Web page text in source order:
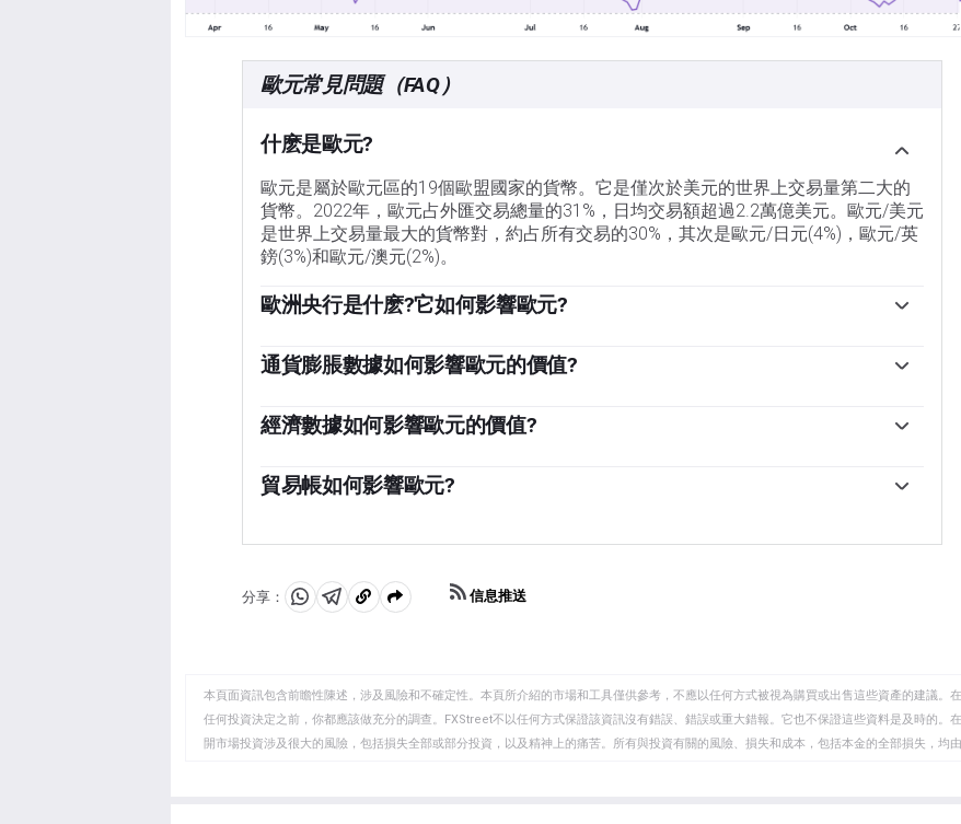
歐元常見問題（FAQ）
什麽是歐元?
歐元是屬於歐元區的19個歐盟國家的貨幣。它是僅次於美元的世界上交易量第二大的
貨幣。2022年，歐元占外匯交易總量的31%，日均交易額超過2.2萬億美元。歐元/美元
是世界上交易量最大的貨幣對，約占所有交易的30%，其次是歐元/日元(4%)，歐元/英
鎊(3%)和歐元/澳元(2%)。
歐洲央行是什麽?它如何影響歐元?
幣政策。歐洲央行的主要任務是維持物價穩定，這意味著要麽控製通脹，要麽刺激增
常對歐元有利，反之亦然。歐洲央行管理委員會每年召開八次會議，製定貨幣政策決
定。決定是由歐元區國家銀行行長和包括歐洲央行行長克裏斯蒂娜·拉加德在內的六個
通貨膨脹數據如何影響歐元的價值?
果通貨膨脹率高於預期，特別是高於歐洲央行2%的目標，歐洲央行就不得不提高利率
作為全球投資者投資的地方更具吸引力。」
經濟數據如何影響歐元的價值?
業pmi、就業和消費者信心調查等指標都可能影響歐元的走向。強勁的經濟有利於歐
大利和西班牙)的經濟數據尤為重要，因為它們占歐元區經濟的75%。」
貿易帳如何影響歐元?
入與進口支出之間的差額。如果一個國家生產受歡迎的出口產品，那麽它的貨幣將純
正會使貨幣走強，反之亦然。」
分享：
分
WhatsApp
分
Telegram
複
剪
貼
板
信息推送
本頁面資訊包含前瞻性陳述，涉及風險和不確定性。本頁所介紹的市場和工具僅供參考，不應以任何方式被視為購買或出售這些資產的建議。
任何投資決定之前，你都應該做充分的調查。FXStreet不以任何方式保證該資訊沒有錯誤、錯誤或重大錯報。它也不保證這些資料是及時的。
開市場投資涉及很大的風險，包括損失全部或部分投資，以及精神上的痛苦。所有與投資有關的風險、損失和成本，包括本金的全部損失，均